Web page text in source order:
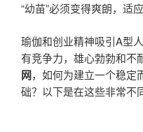
“幼苗”必须变得爽朗，适
瑜伽和创业精神吸引A型
有竞争力，雄心勃勃和不
网，如何为建立一个稳定
础？以下是在这些非常不